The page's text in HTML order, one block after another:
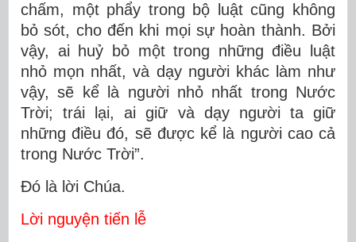
chấm, một phẩy trong bộ luật cũng không
bỏ sót, cho đến khi mọi sự hoàn thành. Bởi
vậy, ai huỷ bỏ một trong những điều luật
nhỏ mọn nhất, và dạy người khác làm như
vậy, sẽ kể là người nhỏ nhất trong Nước
Trời; trái lại, ai giữ và dạy người ta giữ
những điều đó, sẽ được kể là người cao cả
trong Nước Trời”.
Ðó là lời Chúa.
Lời nguyện tiến lễ